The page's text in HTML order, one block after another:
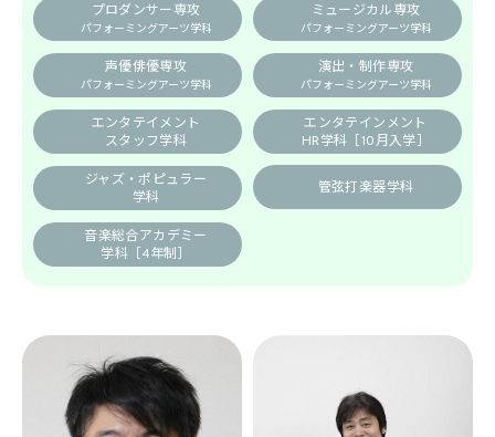
プロダンサー専攻
パフォーミングアーツ学科
ミュージカル専攻
パフォーミングアーツ学科
声優俳優専攻
パフォーミングアーツ学科
演出・制作専攻
パフォーミングアーツ学科
エンタテイメント
スタッフ学科
エンタテインメント
HR学科 ［10月入学］
ジャズ・ポピュラー
学科
管弦打楽器学科
音楽総合アカデミー
学科［4年制］